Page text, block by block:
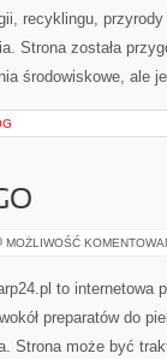
recyklingu,
Strona została
środowiskowe, ale
MOŻLIWOŚĆ
to internetowa
preparatów do
Strona może być